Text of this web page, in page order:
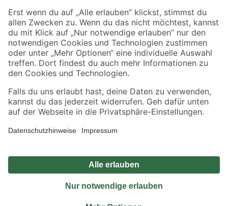
Sicher einkaufen
Jetzt die toom-App herunterladen
Alle Preisangaben in EUR inkl. gesetzl. MwSt.. Die dargestellten Angebote sind unter
Umständen nicht in allen Märkten verfügbar. Die angegebenen Verfügbarkeiten beziehen
Produkte nur solange der Vorrat reicht.
*Paketversand ab 59 € versandkostenfrei, gilt nicht für Artikel mit Speditionsversand, hier
Privatsphäre Impressum
Nutzungsbedingungen
Widerrufsrecht
Vertrag widerrufen